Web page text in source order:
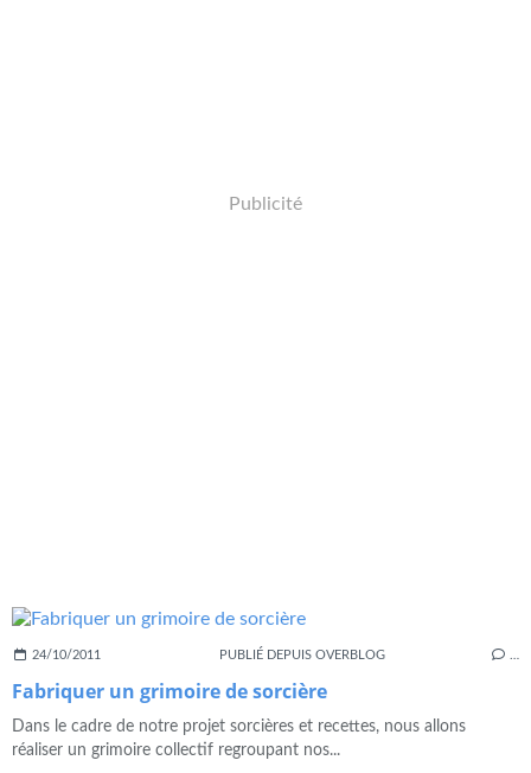
Publicité
24/10/2011 PUBLIÉ DEPUIS OVERBLOG
Fabriquer un grimoire de sorcière
Dans le cadre de notre projet sorcières et recettes, nous allons
réaliser un grimoire collectif regroupant nos...